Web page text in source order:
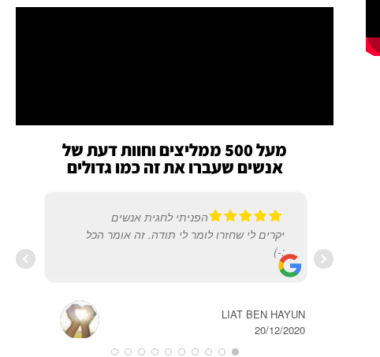
מעל 500 ממליצים וחוות דעת של
אנשים שעברו את זה כמו גדולים
הפניתי לחגית אנשים
יקרים לי שחזרו לומר לי תודה. זה אומר הכל
:-)
LIAT BEN HAYUN
20/12/2020